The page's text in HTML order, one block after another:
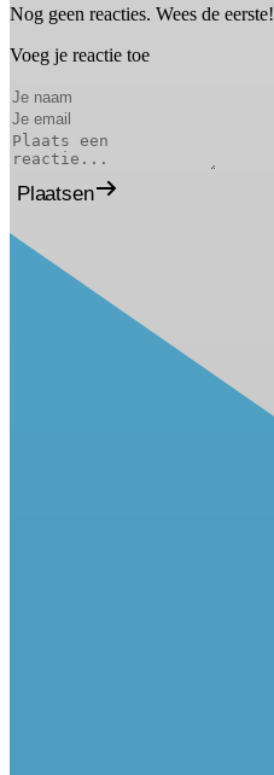
Nog geen reacties. Wees de eerste!
Voeg je reactie toe
Plaatsen